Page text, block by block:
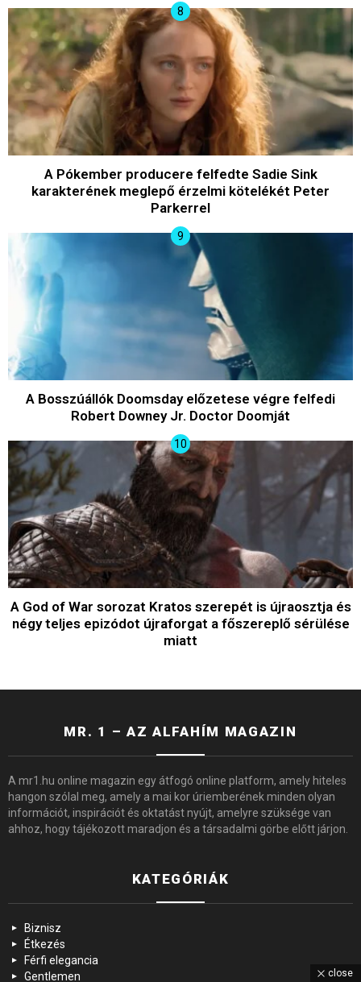
A Pókember producere felfedte Sadie Sink
karakterének meglepő érzelmi kötelékét Peter
Parkerrel
A Bosszúállók Doomsday előzetese végre felfedi
Robert Downey Jr. Doctor Doomját
A God of War sorozat Kratos szerepét is újraosztja és
négy teljes epizódot újraforgat a főszereplő sérülése
miatt
MR. 1 – AZ ALFAHÍM MAGAZIN
A mr1.hu online magazin egy átfogó online platform, amely hiteles
hangon szólal meg, amely a mai kor úriemberének minden olyan
információt, inspirációt és oktatást nyújt, amelyre szüksége van
ahhoz, hogy tájékozott maradjon és a társadalmi görbe előtt járjon.
KATEGÓRIÁK
Biznisz
Étkezés
Férfi elegancia
Gentlemen
close